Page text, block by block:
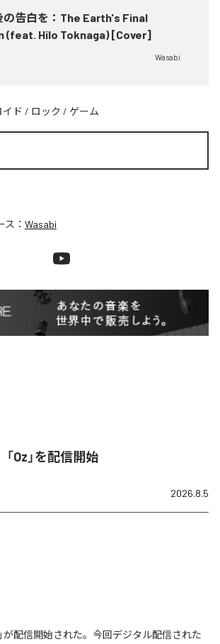
の告白を：The Earth's Final
(feat. Hilo Toknaga) [Cover]
Wasabi
ド / ロック / ゲーム
： Wasabi
Oz」を配信開始
2026.8.5
」が配信開始された。今回デジタル配信された